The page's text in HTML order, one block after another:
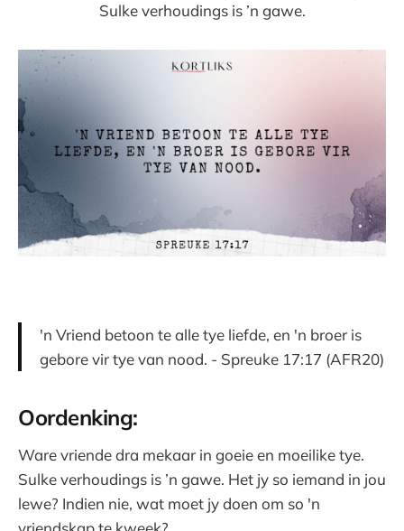
Sulke verhoudings is ’n gawe.
'n Vriend betoon te alle tye liefde, en 'n broer is
gebore vir tye van nood. - Spreuke 17:17 (AFR20)
Oordenking:
Ware vriende dra mekaar in goeie en moeilike tye.
Sulke verhoudings is ’n gawe. Het jy so iemand in jou
lewe? Indien nie, wat moet jy doen om so 'n